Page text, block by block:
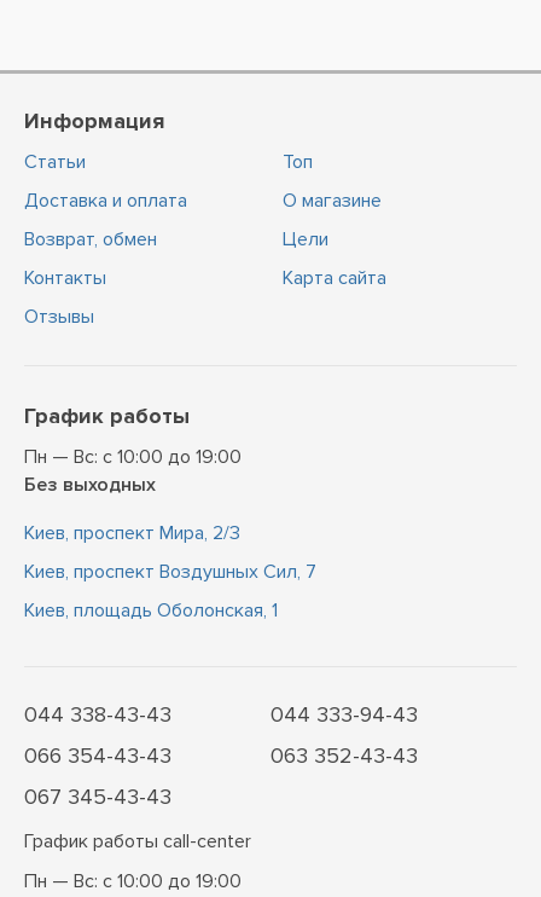
Информация
Статьи
Доставка и оплата
Возврат, обмен
Контакты
Отзывы
Топ
О магазине
Цели
Карта сайта
График работы
Пн — Вс: с 10:00 до 19:00
Без выходных
Киев, проспект Мира, 2/3
Киев, проспект Воздушных Сил, 7
Киев, площадь Оболонская, 1
044 338-43-43
044 333-94-43
066 354-43-43
063 352-43-43
067 345-43-43
График работы call-center
Пн — Вс: с 10:00 до 19:00